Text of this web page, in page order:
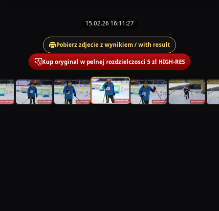
15.02.26 16:11:27
Pobierz zdjecie z wynikiem / with result
Kup oryginal w pelnej rozdzielczosci 5 zl HIGH-RES